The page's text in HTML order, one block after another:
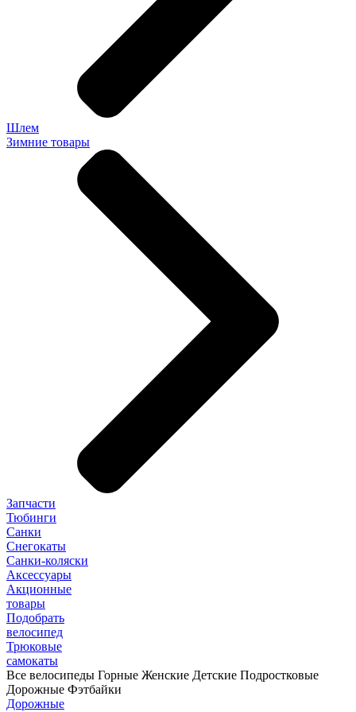
Шлем
Зимние товары
Запчасти
Тюбинги
Санки
Снегокаты
Санки-коляски
Аксессуары
Акционные
товары
Подобрать
велосипед
Трюковые
самокаты
Все велосипеды Горные Женские Детские Подростковые
Дорожные Фэтбайки
Дорожные